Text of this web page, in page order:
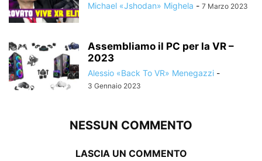
Michael «Jshodan» Mighela - 7 Marzo 2023
Assembliamo il PC per la VR –
2023
Alessio «Back To VR» Menegazzi -
3 Gennaio 2023
NESSUN COMMENTO
LASCIA UN COMMENTO